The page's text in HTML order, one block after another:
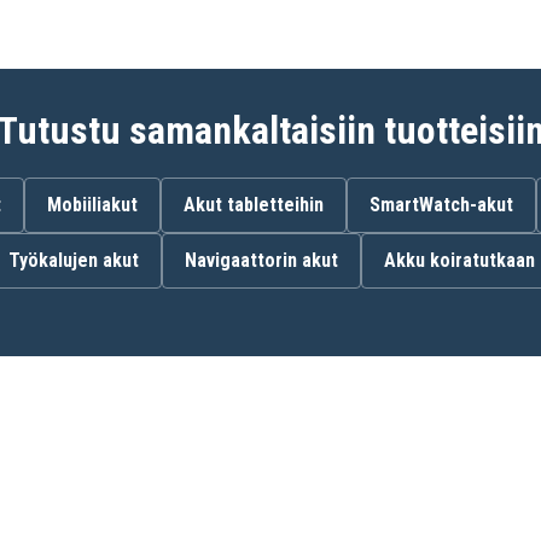
samankaltaisiin
Mobiiliakut Akut tabletteihin SmartWatch-akut
Työkalujen akut Navigaattorin akut Akku koiratutkaan